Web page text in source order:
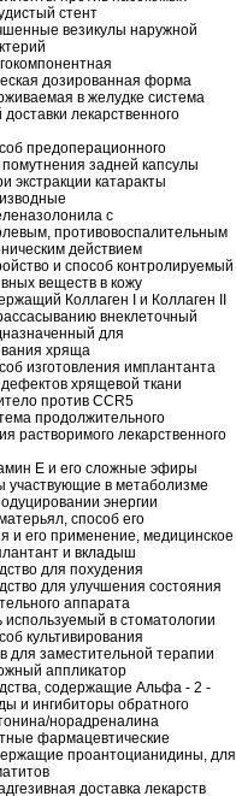
стент
везикулы наружной
дозированная форма
в желудке система
лекарственного
предоперационного
задней капсулы
экстракции катаракты
с
противовоспалительным
действием
и способ контролируемый
веществ в кожу
Коллаген I и Коллаген II
внеклеточный
для
хряща
изготовления имплантанта
хрящевой ткани
против CCR5
продолжительного
растворимого лекарственного
Е и его сложные эфиры
участвующие в метаболизме
энергии
способ его
и его применение, медицинское
и вкладыш
для похудения
для улучшения состояния
аппарата
используемый в стоматологии
культивирования
для заместительной терапии
аппликатор
содержащие Альфа - 2 -
и ингибиторы обратного
норадреналина
фармацевтические
проантоцианидины, для
доставка лекарств